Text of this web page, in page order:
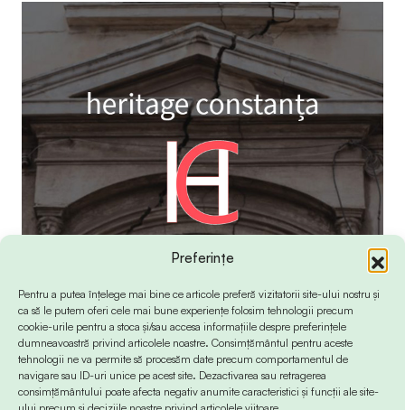
Preferințe
Pentru a putea înțelege mai bine ce articole preferă vizitatorii site-ului nostru și
ca să le putem oferi cele mai bune experiențe folosim tehnologii precum
cookie-urile pentru a stoca și/sau accesa informațiile despre preferințele
dumneavoastră privind articolele noastre. Consimțământul pentru aceste
tehnologii ne va permite să procesăm date precum comportamentul de
navigare sau ID-uri unice pe acest site. Dezactivarea sau retragerea
consimțământului poate afecta negativ anumite caracteristici și funcții ale site-